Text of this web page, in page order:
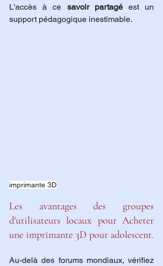
L'accès à ce savoir partagé est un
support pédagogique inestimable.
imprimante 3D
Les avantages des groupes
d'utilisateurs locaux pour Acheter
une imprimante 3D pour adolescent.
Au-delà des forums mondiaux, vérifiez